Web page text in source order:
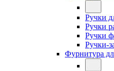
Ручки
Ручки
Ручки
Ручки-
Фурнитура